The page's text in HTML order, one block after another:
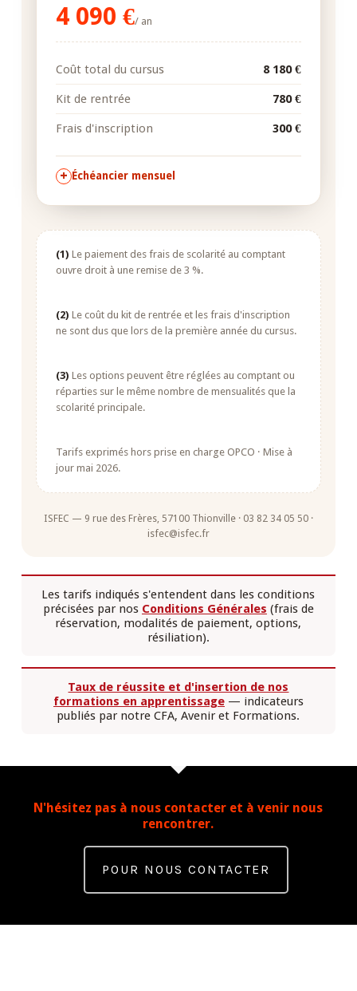
4 090 €/ an
Coût total du cursus 8 180 €
Kit de rentrée 780 €
Frais d'inscription 300 €
Échéancier mensuel
(1) Le paiement des frais de scolarité au comptant
ouvre droit à une remise de 3 %.
(2) Le coût du kit de rentrée et les frais d'inscription
ne sont dus que lors de la première année du cursus.
(3) Les options peuvent être réglées au comptant ou
réparties sur le même nombre de mensualités que la
scolarité principale.
Tarifs exprimés hors prise en charge OPCO · Mise à
jour mai 2026.
ISFEC — 9 rue des Frères, 57100 Thionville · 03 82 34 05 50 ·
isfec@isfec.fr
Les tarifs indiqués s'entendent dans les conditions
précisées par nos Conditions Générales (frais de
réservation, modalités de paiement, options,
résiliation).
Taux de réussite et d'insertion de nos
formations en apprentissage— indicateurs
publiés par notre CFA, Avenir et Formations.
N'hésitez pas à nous contacter et à venir nous
rencontrer.
POUR NOUS CONTACTER